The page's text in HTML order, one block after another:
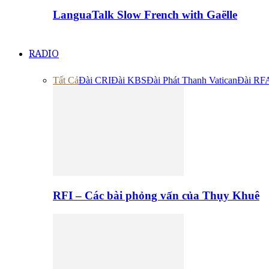
LanguaTalk Slow French with Gaëlle
RADIO
Tất CảĐài CRIĐài KBSĐài Phát Thanh VaticanĐài
RFI – Các bài phỏng vấn của Thụy Khuê